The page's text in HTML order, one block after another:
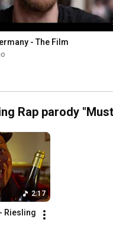
- The Film
Rap parody
2:17
Riesling